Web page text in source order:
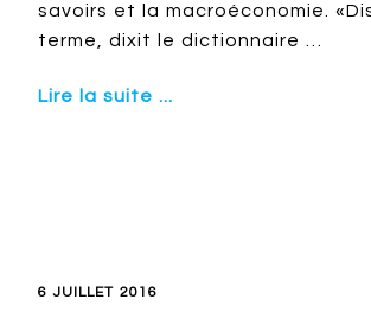
savoirs et la macroéconomie.
terme, dixit le dictionnaire …
Lire la suite ...
6 JUILLET 2016